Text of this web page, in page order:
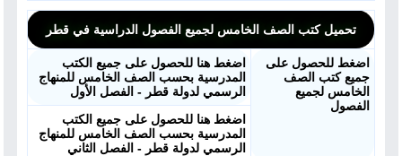
تحميل كتب الصف الخامس لجميع الفصول الدراسية في قطر
اضغط للحصول على
جميع كتب الصف
الخامس لجميع
الفصول
اضغط هنا للحصول على جميع الكتب
المدرسية بحسب الصف الخامس للمنهاج
الرسمي لدولة قطر - الفصل الأول
اضغط هنا للحصول على جميع الكتب
المدرسية بحسب الصف الخامس للمنهاج
الرسمي لدولة قطر - الفصل الثاني